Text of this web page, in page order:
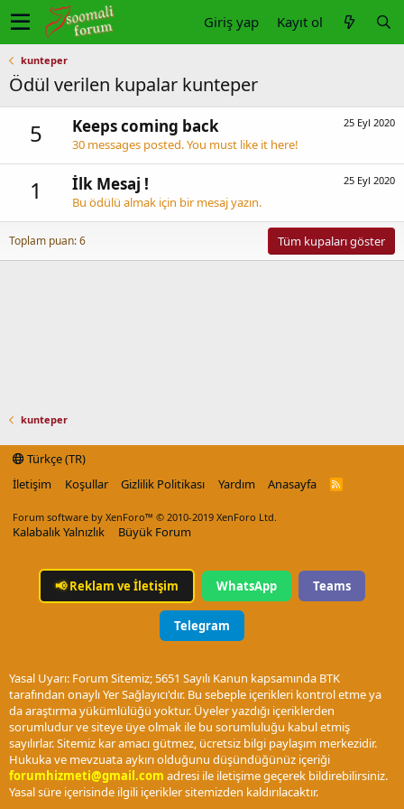
Giriş yap Kayıt ol
kunteper
Ödül verilen kupalar kunteper
5 25 Eyl 2020
Keeps coming back
30 messages posted. You must like it here!
1 25 Eyl 2020
İlk Mesaj !
Bu ödülü almak için bir mesaj yazın.
Toplam puan: 6 Tüm kupaları göster
kunteper
Türkçe (TR)
İletişim
Koşullar Gizlilik Politikası Yardım Anasayfa
R
Forum software by XenForo™ © 2010-2019 XenForo Ltd.
Kalabalık Yalnızlık Büyük Forum
📢Reklam ve İletişim WhatsApp Teams
Telegram
Yasal Uyarı: Forum Sitemiz; 5651 Sayılı Kanun kapsamında BTK
tarafından onaylı Yer Sağlayıcı'dır. Bu sebeple içerikleri kontrol etme ya
da araştırma yükümlülüğü yoktur. Üyeler yazdığı içeriklerden
sorumludur ve siteye üye olmak ile bu sorumluluğu kabul etmiş
sayılırlar. Sitemiz kar amacı gütmez, ücretsiz bilgi paylaşım merkezidir.
Hukuka ve mevzuata aykırı olduğunu düşündüğünüz içeriği
forumhizmeti@gmail.com adresi ile iletişime geçerek bildirebilirsiniz.
Yasal süre içerisinde ilgili içerikler sitemizden kaldırılacaktır.